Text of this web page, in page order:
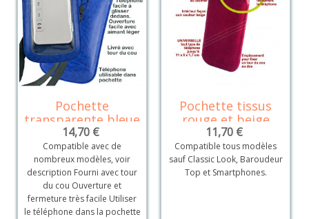
Pochette
transparente bleue
14,70 €
Compatible avec de
nombreux modèles, voir
description Fourni avec tour
du cou Ouverture et
fermeture très facile Utiliser
le téléphone dans la pochette
Pochette tissus
rouge et beige
11,70 €
Compatible tous modèles
sauf Classic Look, Baroudeur
Top et Smartphones.